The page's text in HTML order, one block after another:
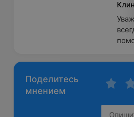
Поделитесь
мнением